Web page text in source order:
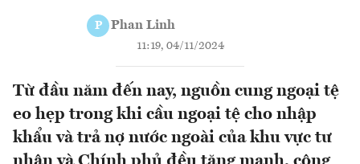
P Phan Linh
11:19, 04/11/2024
Từ đầu năm đến nay, nguồn cung ngoại tệ
eo hẹp trong khi cầu ngoại tệ cho nhập
khẩu và trả nợ nước ngoài của khu vực tư